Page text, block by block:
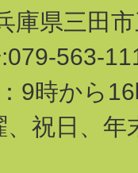
県三田市
563-
9時から
、祝日、年